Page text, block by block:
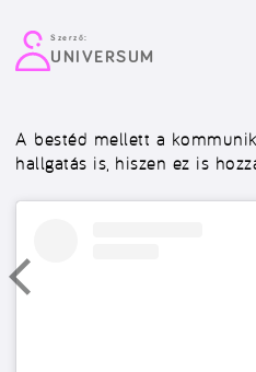
Szerző:
UNIVERSUM
A bestéd mellett a
hallgatás is, hiszen ez is